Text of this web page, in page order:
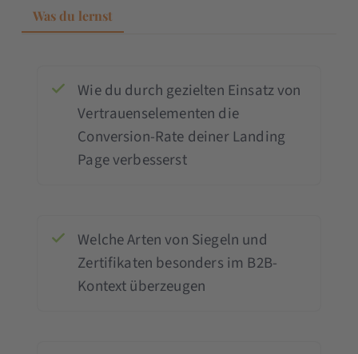
Was du lernst
Wie du durch gezielten Einsatz von
Vertrauenselementen die
Conversion-Rate deiner Landing
Page verbesserst
Welche Arten von Siegeln und
Zertifikaten besonders im B2B-
Kontext überzeugen